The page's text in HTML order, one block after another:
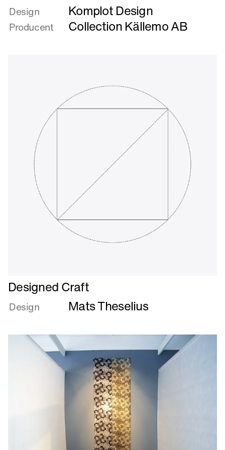
om
Den
store
Design Komplot Design
Producent Collection Källemo AB
Læs
mere
om
Designed Craft
Design Mats Theselius